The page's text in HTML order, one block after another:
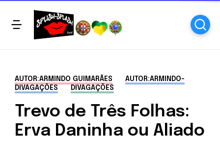
AUTOR:ARMINDO GUIMARÃES
AUTOR:ARMINDO-
DIVAGAÇÕES
DIVAGAÇÕES
Trevo de Três Folhas:
Erva Daninha ou Aliado